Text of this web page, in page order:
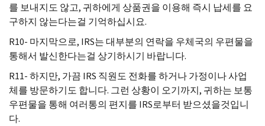
를 보내지도 않고, 귀하에게 상품권을 이용해 즉시 납세를 요
구하지 않는다는걸 기억하십시요.
R10- 마지막으로, IRS는 대부분의 연락을 우체국의 우편물을
통해서 발신한다는걸 상기하시기 바랍니다.
R11- 하지만, 가끔 IRS 직원도 전화를 하거나 가정이나 사업
체를 방문하기도 합니다. 그런 상황이 오기까지, 귀하는 보통
우편물을 통해 여러통의 편지를 IRS로부터 받으셨을것입니
다.